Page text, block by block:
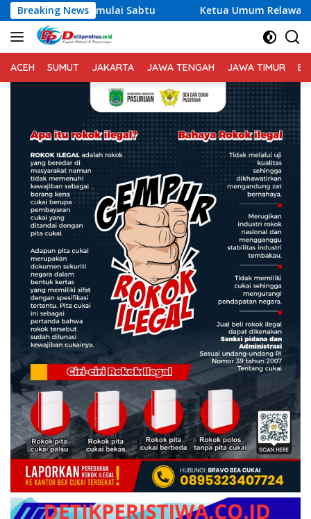
Langsung
ke
konten
Breaking News
Sabtu Ketua Umum Relawan Peduli Rakyat Lintas
ACEH SUMUT JAKARTA JAWA TENGAH JAWA TIMUR